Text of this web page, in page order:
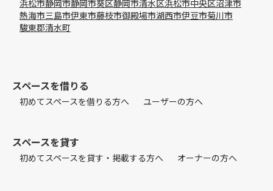
浜松市静岡市静岡市葵区静岡市清水区浜松市中央区沼津市
熱海市三島市伊東市藤枝市御殿場市湖西市伊豆市菊川市
駿東郡清水町
スペースを借りる
初めてスペースを借りる方へ ユーザーの方へ
スペースを貸す
初めてスペースを貸す・掲載する方へ オーナーの方へ